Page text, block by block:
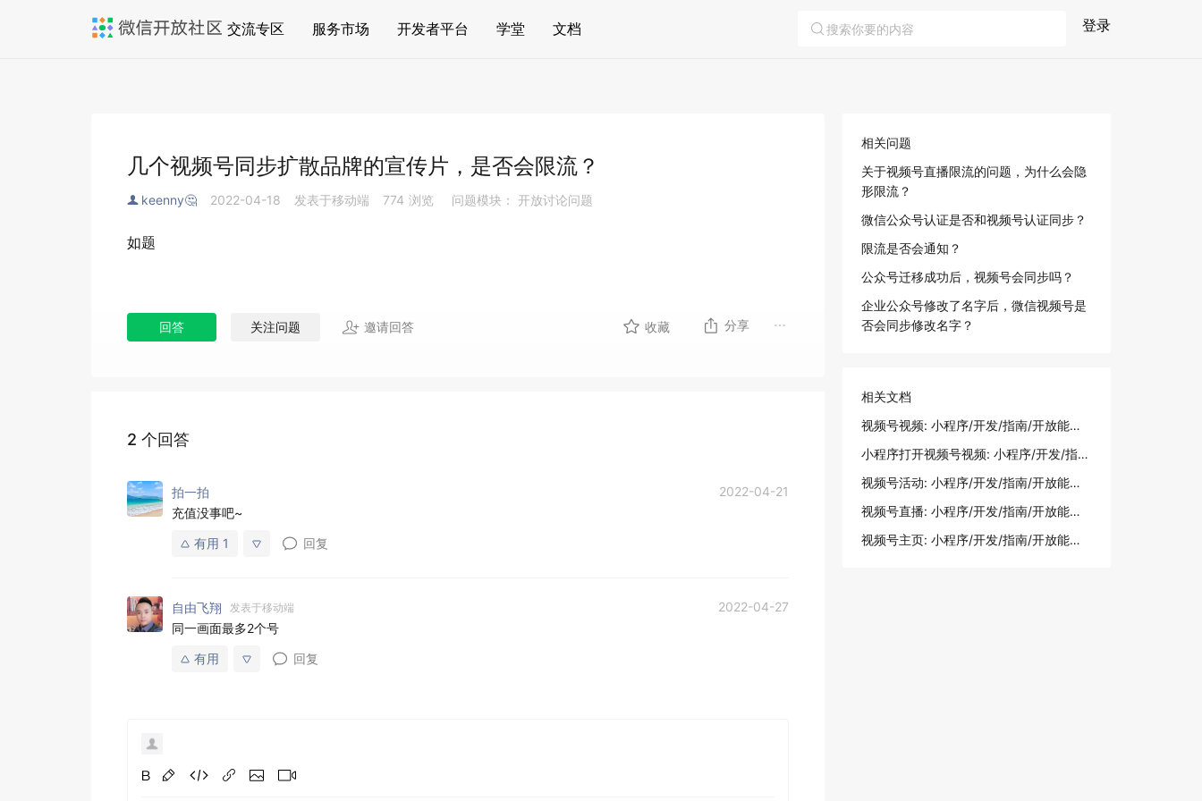
交流专区 服务市场 开发者平台 学堂 文档 登录
几个视频号同步扩散品牌的宣传片，是否会限流？
keenny🤔 2022-04-18 发表于移动端 774 浏览 问题模块： 开放讨论问题
如题
回答 关注问题 邀请回答 收藏 分享
2 个回答
拍一拍
2022-04-21
充值没事吧~
有用 1 回复
自由飞翔 发表于移动端
2022-04-27
同一画面最多2个号
有用
回复
相关问题
关于视频号直播限流的问题，为什么会隐
形限流？
微信公众号认证是否和视频号认证同步？
限流是否会通知？
公众号迁移成功后，视频号会同步吗？
企业公众号修改了名字后，微信视频号是
否会同步修改名字？
相关文档
视频号视频: 小程序/开发/指南/开放能力/视频号/视频号视频
小程序打开视频号视频: 小程序/开发/指南/开放能力/视频号/视频号视频
视频号活动: 小程序/开发/指南/开放能力/视频号/视频号活动
视频号直播: 小程序/开发/指南/开放能力/视频号/视频号直播
视频号主页: 小程序/开发/指南/开放能力/视频号/视频号主页